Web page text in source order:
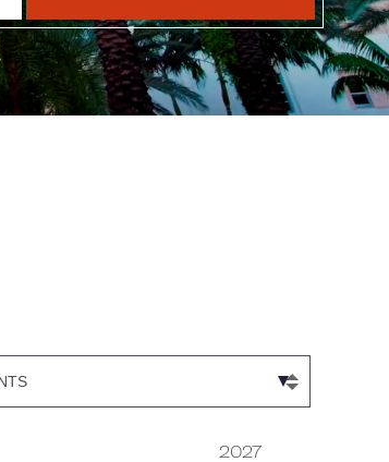
2027